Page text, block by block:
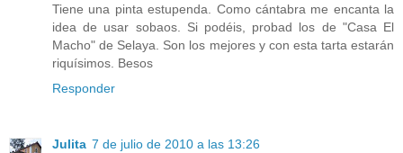
Tiene una pinta estupenda. Como cántabra me encanta la
idea de usar sobaos. Si podéis, probad los de "Casa El
Macho" de Selaya. Son los mejores y con esta tarta estarán
riquísimos. Besos
Responder
Julita 7 de julio de 2010 a las 13:26